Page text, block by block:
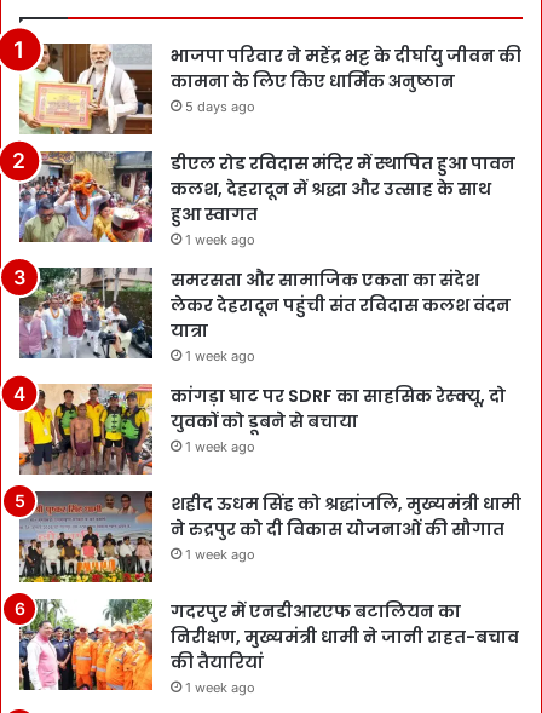
भाजपा परिवार ने महेंद्र भट्ट के दीर्घायु जीवन की
कामना के लिए किए धार्मिक अनुष्ठान
5 days ago
डीएल रोड रविदास मंदिर में स्थापित हुआ पावन
कलश, देहरादून में श्रद्धा और उत्साह के साथ
हुआ स्वागत
1 week ago
समरसता और सामाजिक एकता का संदेश
लेकर देहरादून पहुंची संत रविदास कलश वंदन
यात्रा
1 week ago
कांगड़ा घाट पर SDRF का साहसिक रेस्क्यू, दो
युवकों को डूबने से बचाया
1 week ago
शहीद ऊधम सिंह को श्रद्धांजलि, मुख्यमंत्री धामी
ने रुद्रपुर को दी विकास योजनाओं की सौगात
1 week ago
गदरपुर में एनडीआरएफ बटालियन का
निरीक्षण, मुख्यमंत्री धामी ने जानी राहत-बचाव
की तैयारियां
1 week ago